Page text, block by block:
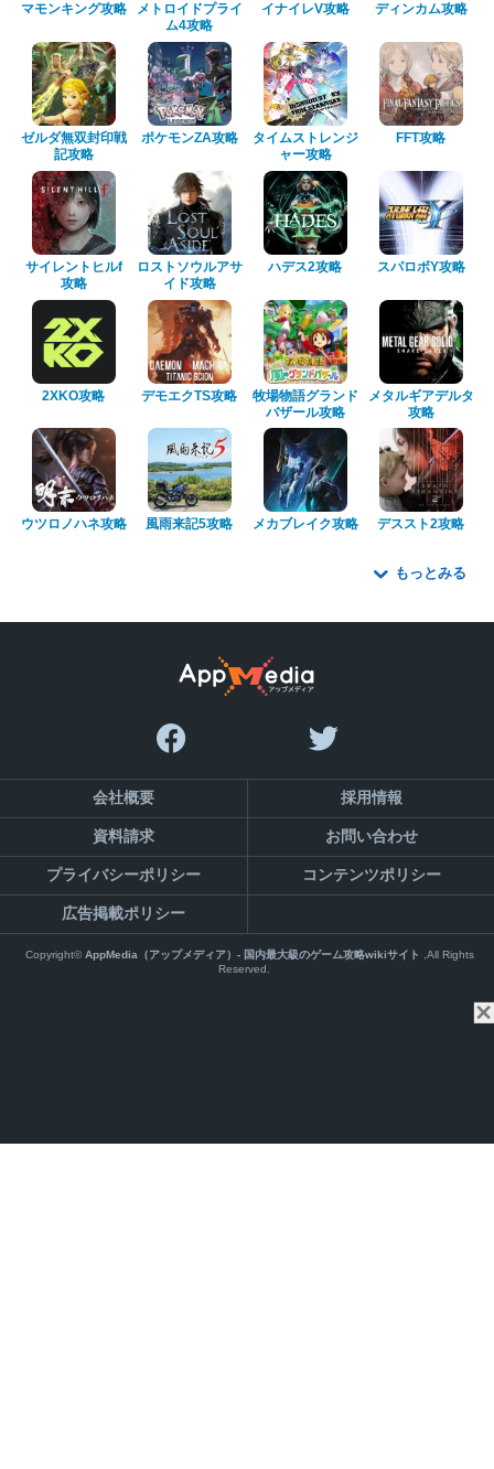
マモンキング攻略
メトロイドプライ
ム4攻略
イナイレV攻略 ディンカム攻略
ゼルダ無双封印戦
記攻略
ポケモンZA攻略
タイムストレンジ
ャー攻略
FFT攻略
サイレントヒルf
攻略
ロストソウルアサ
イド攻略
ハデス2攻略 スパロボY攻略
2XKO攻略 デモエクTS攻略
牧場物語グランド
バザール攻略
メタルギアデルタ
攻略
ウツロノハネ攻略 風雨来記5攻略 メカブレイク攻略 デススト2攻略
もっとみる
会社概要 採用情報
資料請求 お問い合わせ
プライバシーポリシー コンテンツポリシー
広告掲載ポリシー
Copyright©AppMedia（アップメディア）- 国内最大級のゲーム攻略wikiサイト ,All Rights
Reserved.